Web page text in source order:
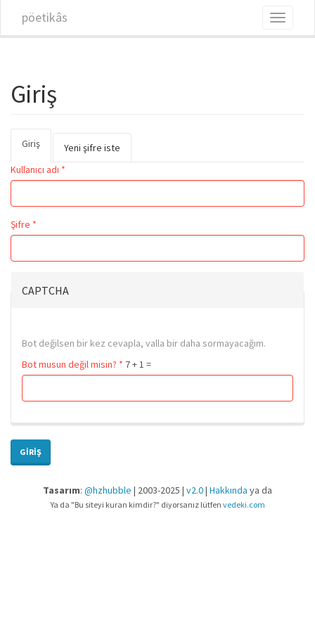
pöetikâs
Toggle
Giriş
Birincil sekmeler
Giriş
Yeni şifre iste
Kullanıcı adı *
Şifre *
CAPTCHA
Bot değilsen bir kez cevapla, valla bir daha sormayacağım.
Bot musun değil misin? * 7 + 1 =
GIRIŞ
Tasarım: @hzhubble | 2003-2025 | v2.0| Hakkında ya da
Ya da "Bu siteyi kuran kimdir?" diyorsanız lütfen vedeki.com